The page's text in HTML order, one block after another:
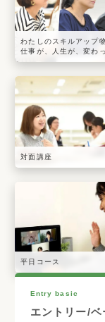
わたしのスキルアップ
仕事が、人生が、変わ
対面講座
平日コース
Entry basic
エントリー/ベ